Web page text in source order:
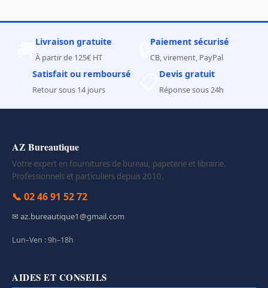
Livraison gratuite
À partir de 125€ HT
Paiement sécurisé
CB, virement, PayPal
Satisfait ou remboursé
Retour sous 14 jours
Devis gratuit
Réponse sous 24h
AZ Bureautique
Votre expert en fournitures de bureau, papeterie et librairie.
Professionnels et particuliers depuis 2010.
📞 02 46 91 52 72
✉ az.bureautique1@gmail.com
Lun–Ven : 9h–18h
AIDES ET CONSEILS